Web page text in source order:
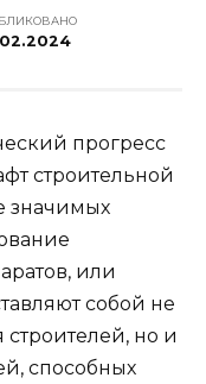
прогресс
строительной
значимых
или
собой не
но и
способных